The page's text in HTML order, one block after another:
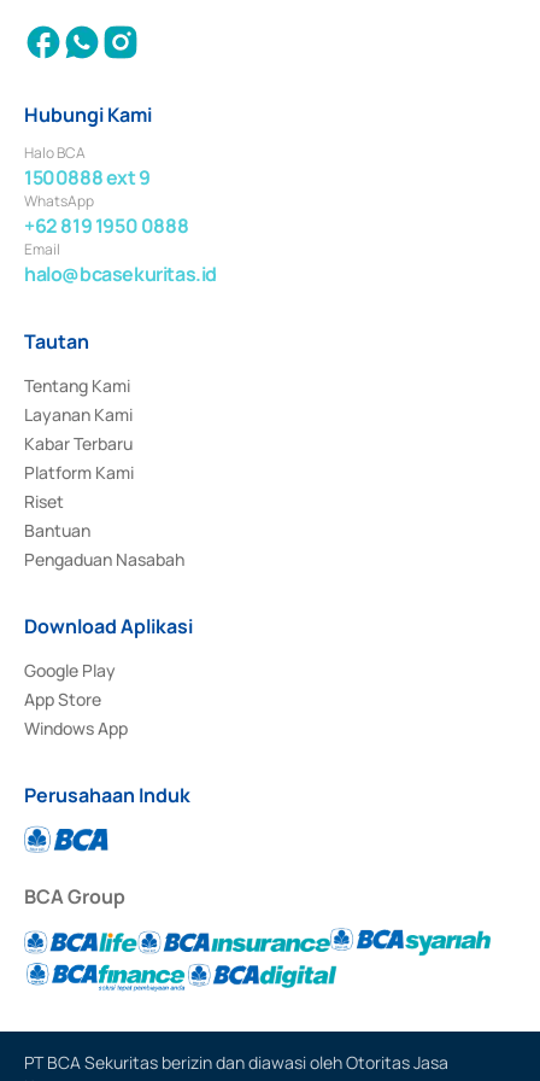
Hubungi Kami
Halo BCA
1500888 ext 9
WhatsApp
+62 819 1950 0888
Email
halo@bcasekuritas.id
Tautan
Tentang Kami
Layanan Kami
Kabar Terbaru
Platform Kami
Riset
Bantuan
Pengaduan Nasabah
Download Aplikasi
Google Play
App Store
Windows App
Perusahaan Induk
BCA Group
PT BCA Sekuritas berizin dan diawasi oleh Otoritas Jasa